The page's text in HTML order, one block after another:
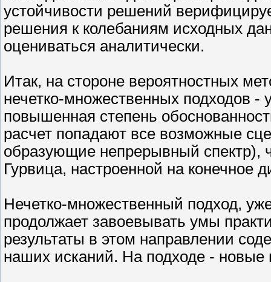
устойчивости решений
решения к колебаниям исходных
оцениваться аналитически.
Итак, на стороне вероятностных
нечетко-множественных подходов
повышенная степень
расчет попадают все возможные
образующие непрерывный спектр),
Гурвица, настроенной на конечное
Нечетко-множественный подход,
продолжает завоевывать умы
результаты в этом направлении
наших исканий. На подходе - новые